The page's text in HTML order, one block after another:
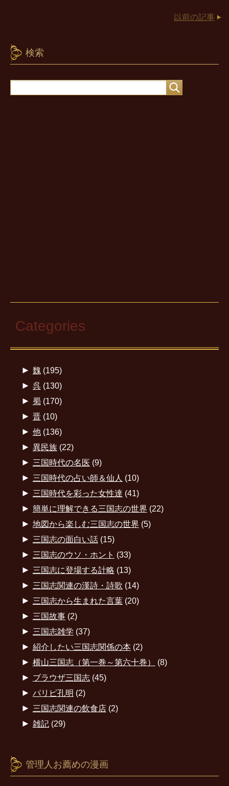
以前の記事
検索
Categories
► 魏 (195)
► 呉(130)
► 蜀 (170)
► 晋(10)
► 他(136)
► 異民族(22)
► 三国時代の名医 (9)
► 三国時代の占い師＆仙人 (10)
► 三国時代を彩った女性達 (41)
► 簡単に理解できる三国志の世界 (22)
► 地図から楽しむ三国志の世界 (5)
► 三国志の面白い話(15)
► 三国志のウソ・ホント (33)
► 三国志に登場する計略 (13)
► 三国志関連の漢詩・詩歌 (14)
► 三国志から生まれた言葉(20)
► 三国故事(2)
► 三国志雑学 (37)
► 紹介したい三国志関係の本(2)
► 横山三国志（第一巻～第六十巻） (8)
► ブラウザ三国志(45)
► パリピ孔明 (2)
► 三国志関連の飲食店(2)
► 雑記(29)
管理人お薦めの漫画